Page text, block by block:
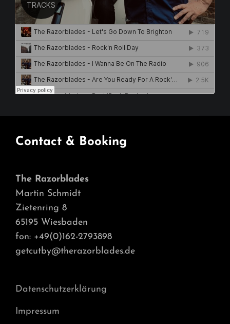
Contact & Booking
The Razorblades
Martin Schmidt
Zietenring 8
65195 Wiesbaden
fon: +49(0)162-2793898
getcutby@therazorblades.de
Datenschutzerklärung
Impressum